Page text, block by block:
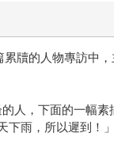
牘的人物專訪中
人，下面的一幅
下雨，所以遲到